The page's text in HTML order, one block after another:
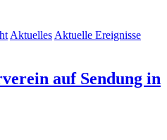
AktuellesAktuelle Ereignisse
auf Sendung in